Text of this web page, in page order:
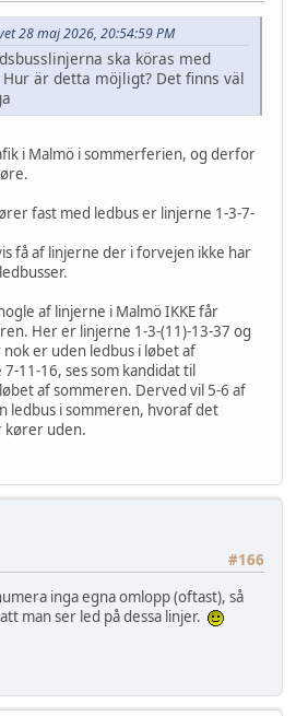
28 maj 2026, 20:54:59 PM
ska köras med
är detta möjligt? Det finns väl
i Malmö i sommerferien, og derfor
fast med ledbus er linjerne 1-3-7-
få af linjerne der i forvejen ikke har
af linjerne i Malmö IKKE får
Her er linjerne 1-3-(11)-13-37 og
er uden ledbus i løbet af
11-16, ses som kandidat til
af sommeren. Derved vil 5-6 af
ledbus i sommeren, hvoraf det
kører uden.
#166
inga egna omlopp (oftast), så
man ser led på dessa linjer.